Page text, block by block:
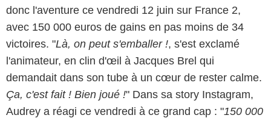
donc l'aventure ce vendredi 12 juin sur France 2,
avec 150 000 euros de gains en pas moins de 34
victoires. "Là, on peut s'emballer !, s'est exclamé
l'animateur, en clin d'œil à Jacques Brel qui
demandait dans son tube à un cœur de rester calme.
Ça, c'est fait ! Bien joué !" Dans sa story Instagram,
Audrey a réagi ce vendredi à ce grand cap : "150 000